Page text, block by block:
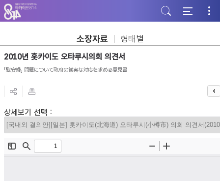
주
메
뉴
가
기
본
문
바
기
하
단
바
기
소장자료 형태별
2010년 홋카이도 오타루시의회 의견서
「慰安婦」 問題について政府の誠実な対応を求める意見書
상세보기 선택 :